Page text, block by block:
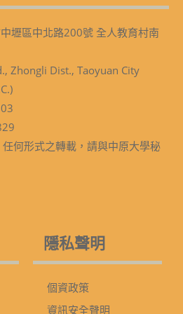
壢區中北路200號 全人教育村南
Zhongli Dist., Taoyuan City
何形式之轉載，請與中原大學秘
隱私聲明
個資政策
資訊安全聲明